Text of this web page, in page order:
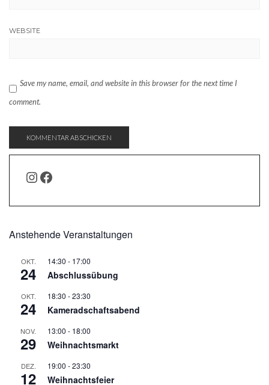
WEBSITE
Save my name, email, and website in this browser for the next time I
comment.
INSTAGRAM
FACEBOOK
Anstehende Veranstaltungen
OKT.
24
14:30 - 17:00
Abschlussübung
OKT.
24
18:30 -23:30
Kameradschaftsabend
NOV.
29
13:00 - 18:00
Weihnachtsmarkt
DEZ.
12
19:00 -23:30
Weihnachtsfeier